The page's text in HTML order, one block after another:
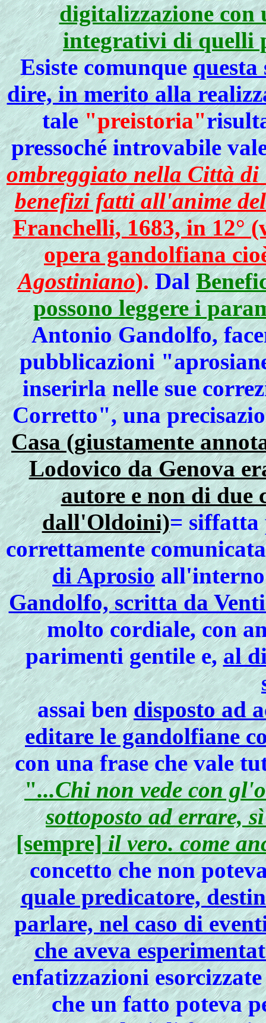
digitalizzazione
integrativi di quelli
Esiste comunque
dire, in merito alla
tale"preistoria"
pressoché introvabile
ombreggiato nella Città
benefizi fatti all'anime
Franchelli, 1683, in 12°
opera gandolfiana
Agostiniano).Dal
possono leggere i
Antonio Gandolfo,
pubblicazioni
inserirla nelle sue
Corretto", una
Casa (giustamente
Lodovico da Genova
autore e non di due
dall'Oldoini)= siffatta
correttamente
di Aprosio
Gandolfo, scritta da
molto cordiale, con
parimenti gentile e,al
assai bendisposto ad
editare le gandolfiane
con una frase che vale
"...Chi non vede con
sottoposto ad errare,
[sempre]il vero. come
concetto che non
quale predicatore,
parlare, nel caso di
che aveva
enfatizzazioni
che un fatto poteva